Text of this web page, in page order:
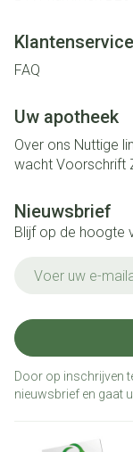
Klantenservice
FAQ
Uw apotheek
Over ons Nuttige
wacht Voorschrift
Nieuwsbrief
Blijf op de hoogte
Door op inschrijven
nieuwsbrief en gaat